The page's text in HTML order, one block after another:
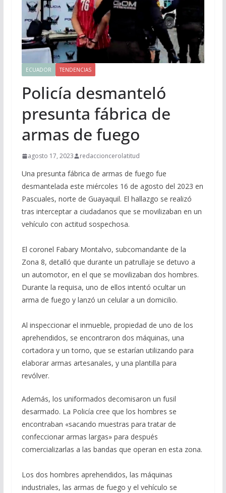
ECUADOR TENDENCIAS
Policía desmanteló
presunta fábrica de
armas de fuego
agosto 17, 2023 redaccioncerolatitud
Una presunta fábrica de armas de fuego fue
desmantelada este miércoles 16 de agosto del 2023 en
Pascuales, norte de Guayaquil. El hallazgo se realizó
tras interceptar a ciudadanos que se movilizaban en un
vehículo con actitud sospechosa.
El coronel Fabary Montalvo, subcomandante de la
Zona 8, detalló que durante un patrullaje se detuvo a
un automotor, en el que se movilizaban dos hombres.
Durante la requisa, uno de ellos intentó ocultar un
arma de fuego y lanzó un celular a un domicilio.
Al inspeccionar el inmueble, propiedad de uno de los
aprehendidos, se encontraron dos máquinas, una
cortadora y un torno, que se estarían utilizando para
elaborar armas artesanales, y una plantilla para
revólver.
Además, los uniformados decomisaron un fusil
desarmado. La Policía cree que los hombres se
encontraban «sacando muestras para tratar de
confeccionar armas largas» para después
comercializarlas a las bandas que operan en esta zona.
Los dos hombres aprehendidos, las máquinas
industriales, las armas de fuego y el vehículo se